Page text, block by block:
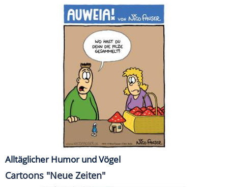
Alltäglicher Humor und Vögel
Cartoons "Neue Zeiten"